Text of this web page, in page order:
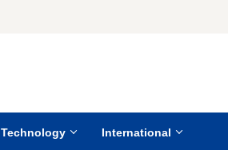
Technology International